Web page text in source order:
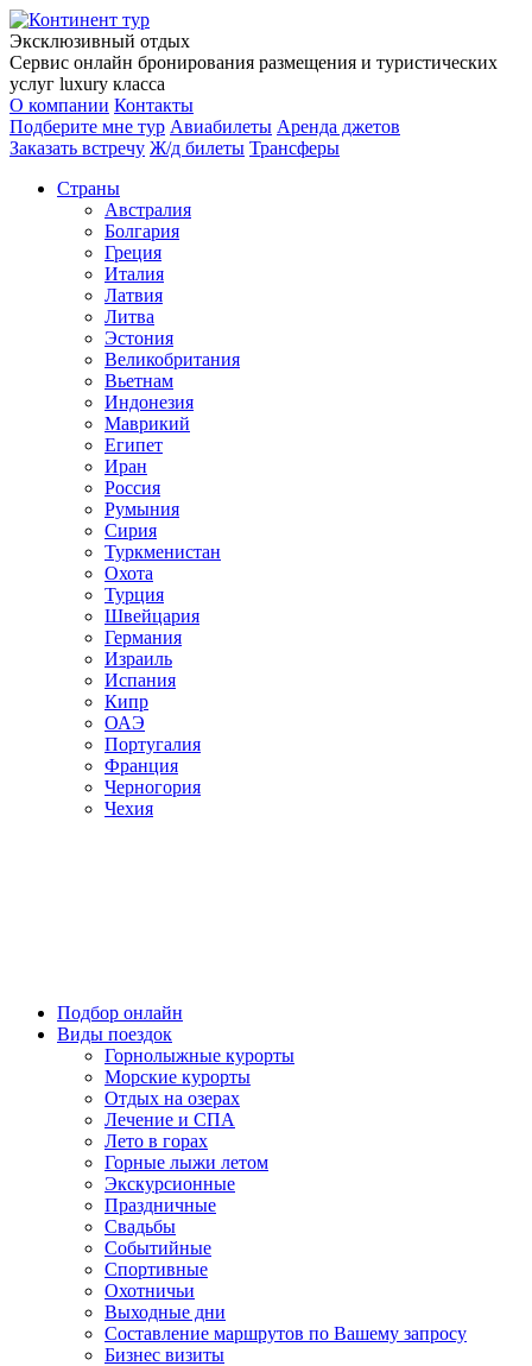
Эксклюзивный отдых
Сервис онлайн бронирования размещения и туристических
услуг luxury класса
О компании Контакты
Подберите мне тур Авиабилеты Аренда джетов
Заказать встречу Ж/д билеты Трансферы
Страны
Австралия
Болгария
Греция
Италия
Латвия
Литва
Эстония
Великобритания
Вьетнам
Индонезия
Маврикий
Египет
Иран
Россия
Румыния
Сирия
Туркменистан
Охота
Турция
Швейцария
Германия
Израиль
Испания
Кипр
ОАЭ
Португалия
Франция
Черногория
Чехия
Подбор онлайн
Виды поездок
Горнолыжные курорты
Морские курорты
Отдых на озерах
Лечение и СПА
Лето в горах
Горные лыжи летом
Экскурсионные
Праздничные
Свадьбы
Событийные
Спортивные
Охотничьи
Выходные дни
Составление маршрутов по Вашему запросу
Бизнес визиты